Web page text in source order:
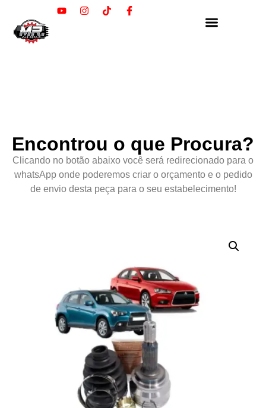
Encontrou o que Procura?
Clicando no botão abaixo você será redirecionado para o
whatsApp onde poderemos criar o orçamento e o pedido
de envio desta peça para o seu estabelecimento!